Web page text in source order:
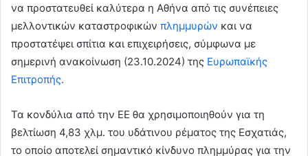
να προστατευθεί καλύτερα η Αθήνα από τις συνέπειες
μελλοντικών καταστροφικών πλημμυρών και να
προστατέψει σπίτια και επιχειρήσεις, σύμφωνα με
σημερινή ανακοίνωση (23.10.2024) της Ευρωπαϊκής
Επιτροπής.
Τα κονδύλια από την ΕΕ θα χρησιμοποιηθούν για τη
βελτίωση 4,83 χλμ. του υδάτινου ρέματος της Εσχατιάς,
το οποίο αποτελεί σημαντικό κίνδυνο πλημμύρας για την